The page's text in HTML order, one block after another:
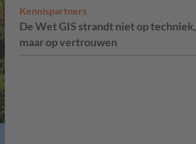
Kennispartners
De Wet GIS strandt niet op techniek,
maar op vertrouwen